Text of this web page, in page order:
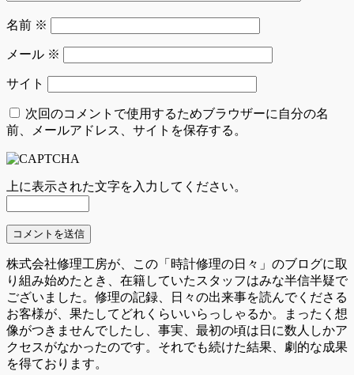
名前 ※
メール ※
サイト
次回のコメントで使用するためブラウザーに自分の名
前、メールアドレス、サイトを保存する。
上に表示された文字を入力してください。
株式会社修理工房が、この「時計修理の日々」のブログに取
り組み始めたとき、在籍していたスタッフはみな半信半疑で
ございました。修理の記録、日々の出来事を読んでくださる
お客様が、果たしてどれくらいいらっしゃるか。まったく想
像がつきませんでしたし、事実、最初の頃は日に数人しかア
クセスがなかったのです。それでも続けた結果、劇的な成果
を得ております。